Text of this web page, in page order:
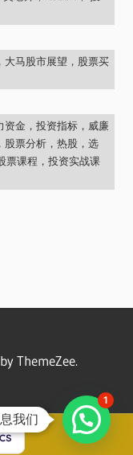
大马股市展望，股票买
资金，投资指标，威廉
股票分析，热股，选
票课程，投资实战课
ThemeZee.
我们
1